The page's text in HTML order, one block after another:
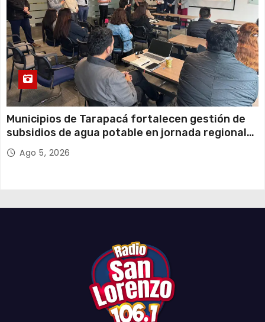
Municipios de Tarapacá fortalecen gestión de
subsidios de agua potable en jornada regional
organizada por Aguas del Altiplano y ANDESS
Ago 5, 2026